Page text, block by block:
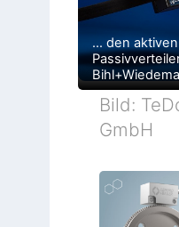
… den
Bild:
GmbH